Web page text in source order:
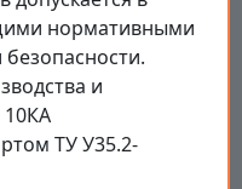
нормативными
и
10КА
ТУ У35.2-